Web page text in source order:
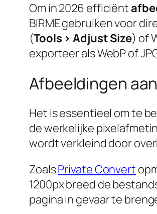
Om in 2026 efficiënt
BIRME gebruiken voor
(Tools > Adjust Size) of
exporteer als WebP of
Afbeeldingen
Het is essentieel om te
de werkelijke
wordt verkleind door
ZoalsPrivate Convert
1200px breed de
pagina in gevaar te